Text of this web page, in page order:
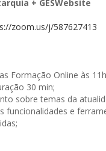
+ GESWebsite
zoom.us/j/587627413
Formação Online às
30 min;
sobre temas da
funcionalidades e